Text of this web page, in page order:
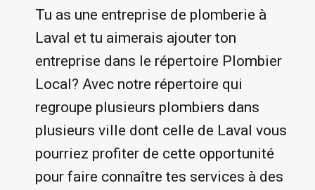
Tu as une entreprise de plomberie à
Laval et tu aimerais ajouter ton
entreprise dans le répertoire Plombier
Local? Avec notre répertoire qui
regroupe plusieurs plombiers dans
plusieurs ville dont celle de Laval vous
pourriez profiter de cette opportunité
pour faire connaître tes services à des